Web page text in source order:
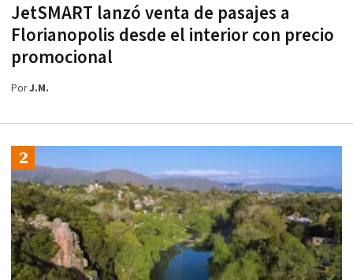
JetSMART lanzó venta de pasajes a
Florianopolis desde el interior con precio
promocional
PorJ.M.